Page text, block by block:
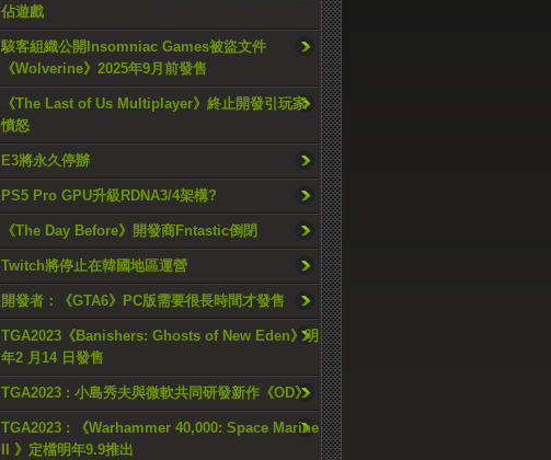
佔遊戲
駭客組織公開Insomniac Games被盜文件
《Wolverine》2025年9月前發售
《The Last of Us Multiplayer》終止開發引玩家
憤怒
E3將永久停辦
PS5 Pro GPU升級RDNA3/4架構?
《The Day Before》開發商Fntastic倒閉
Twitch將停止在韓國地區運營
開發者：《GTA6》PC版需要很長時間才發售
TGA2023《Banishers: Ghosts of New Eden》明
年2 月14 日發售
TGA2023 : 小島秀夫與微軟共同研發新作《OD》
TGA2023 : 《Warhammer 40,000: Space Marine
II 》定檔明年9.9推出